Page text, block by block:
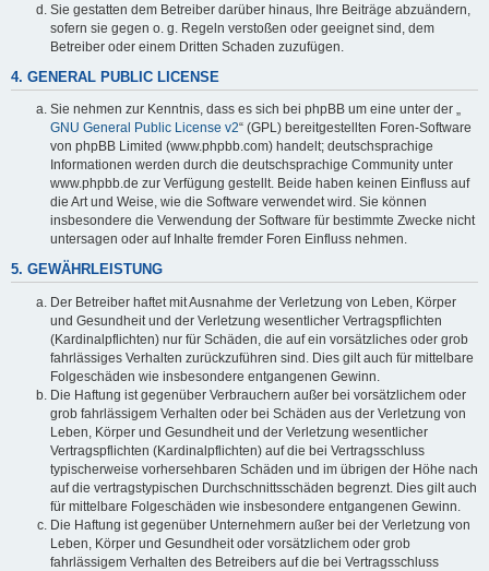
Sie gestatten dem Betreiber darüber hinaus, Ihre Beiträge abzuändern,
sofern sie gegen o. g. Regeln verstoßen oder geeignet sind, dem
Betreiber oder einem Dritten Schaden zuzufügen.
4. GENERAL PUBLIC LICENSE
Sie nehmen zur Kenntnis, dass es sich bei phpBB um eine unter der „
GNU General Public License v2“ (GPL) bereitgestellten Foren-Software
von phpBB Limited (www.phpbb.com) handelt; deutschsprachige
Informationen werden durch die deutschsprachige Community unter
www.phpbb.de zur Verfügung gestellt. Beide haben keinen Einfluss auf
die Art und Weise, wie die Software verwendet wird. Sie können
insbesondere die Verwendung der Software für bestimmte Zwecke nicht
untersagen oder auf Inhalte fremder Foren Einfluss nehmen.
5. GEWÄHRLEISTUNG
Der Betreiber haftet mit Ausnahme der Verletzung von Leben, Körper
und Gesundheit und der Verletzung wesentlicher Vertragspflichten
(Kardinalpflichten) nur für Schäden, die auf ein vorsätzliches oder grob
fahrlässiges Verhalten zurückzuführen sind. Dies gilt auch für mittelbare
Folgeschäden wie insbesondere entgangenen Gewinn.
Die Haftung ist gegenüber Verbrauchern außer bei vorsätzlichem oder
grob fahrlässigem Verhalten oder bei Schäden aus der Verletzung von
Leben, Körper und Gesundheit und der Verletzung wesentlicher
Vertragspflichten (Kardinalpflichten) auf die bei Vertragsschluss
typischerweise vorhersehbaren Schäden und im übrigen der Höhe nach
auf die vertragstypischen Durchschnittsschäden begrenzt. Dies gilt auch
für mittelbare Folgeschäden wie insbesondere entgangenen Gewinn.
Die Haftung ist gegenüber Unternehmern außer bei der Verletzung von
Leben, Körper und Gesundheit oder vorsätzlichem oder grob
fahrlässigem Verhalten des Betreibers auf die bei Vertragsschluss